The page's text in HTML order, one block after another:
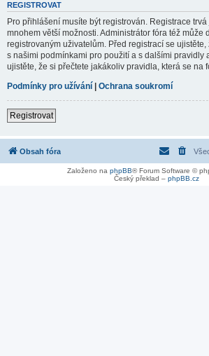
REGISTROVAT
Pro přihlášení musíte být registrován. Registrace
mnohem větší možnosti. Administrátor fóra též může
registrovaným uživatelům. Před registrací se
s našimi podmínkami pro použití a s dalšími pravidly
ujistěte, že si přečtete jakákoliv pravidla, která se na
Podmínky pro užívání | Ochrana soukromí
Registrovat
Obsah fóra
Založeno na phpBB® Forum Software ©
Český překlad – phpBB.cz